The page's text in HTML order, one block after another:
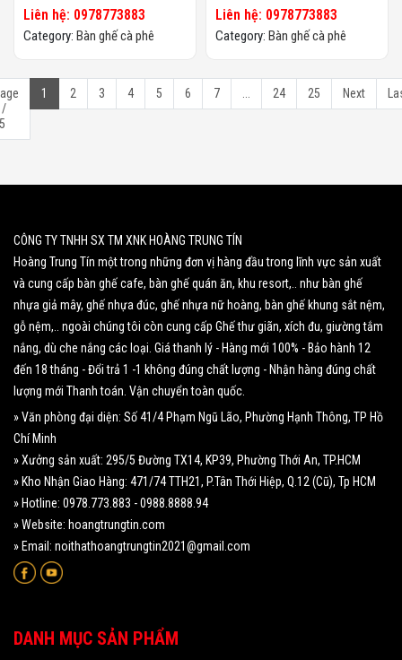
Liên hệ: 0978773883
Category: Bàn ghế cà phê
Liên hệ: 0978773883
Category: Bàn ghế cà phê
/
1 2 3 4 5 6 7 24 25 Next
CÔNG TY TNHH SX TM XNK HOÀNG TRUNG TÍN
Hoàng Trung Tín một trong những đơn vị hàng đầu trong lĩnh vực sản xuất
và cung cấp bàn ghế cafe, bàn ghế quán ăn, khu resort,.. như bàn ghế
nhựa giả mây, ghế nhựa đúc, ghế nhựa nữ hoàng, bàn ghế khung sắt nệm,
gỗ nệm,.. ngoài chúng tôi còn cung cấp Ghế thư giãn, xích đu, giường tắm
nắng, dù che nắng các loại. Giá thanh lý - Hàng mới 100% - Bảo hành 12
đến 18 tháng - Đổi trả 1 -1 không đúng chất lượng - Nhận hàng đúng chất
lượng mới Thanh toán. Vận chuyển toàn quốc.
» Văn phòng đại diện: Số 41/4 Phạm Ngũ Lão, Phường Hạnh Thông, TP Hồ
Chí Minh
» Xưởng sản xuất: 295/5 Đường TX14, KP39, Phường Thới An, TP.HCM
» Kho Nhận Giao Hàng: 471/74 TTH21, P.Tân Thới Hiệp, Q.12 (Cũ), Tp HCM
» Hotline: 0978.773.883 - 0988.8888.94
» Website: hoangtrungtin.com
» Email: noithathoangtrungtin2021@gmail.com
DANH MỤC SẢN PHẨM